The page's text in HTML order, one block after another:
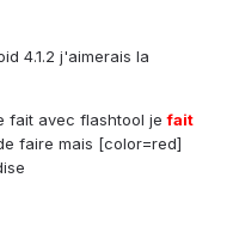
4.1.2 j'aimerais la
fait avec flashtool jefait
faire mais [color=red]